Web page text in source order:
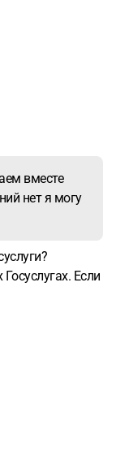
вместе
нет я могу
Если